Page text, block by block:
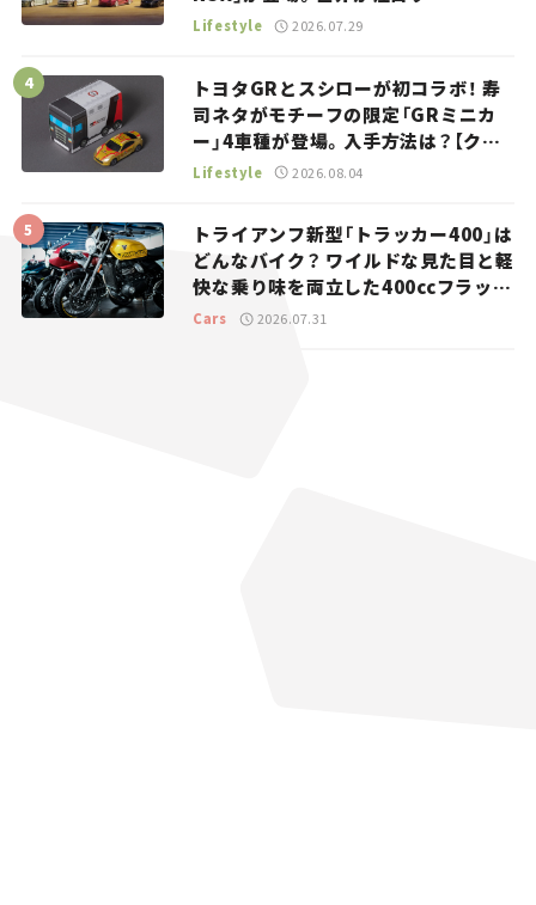
る“JDM”に焦点【クルマとホビー】
Lifestyle 2026.07.29
トヨタGRとスシローが初コラボ！ 寿
司ネタがモチーフの限定「GRミニカ
ー」4車種が登場。入手方法は？【クル
マとホビー】
Lifestyle 2026.08.04
トライアンフ新型「トラッカー400」は
どんなバイク？ ワイルドな見た目と軽
快な乗り味を両立した400ccフラット
トラッカー【試乗レビュー】
Cars 2026.07.31